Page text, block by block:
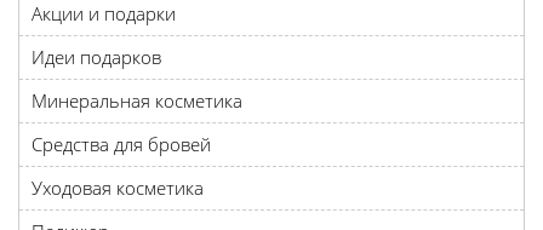
Акции и подарки
Идеи подарков
Минеральная косметика
Средства для бровей
Уходовая косметика